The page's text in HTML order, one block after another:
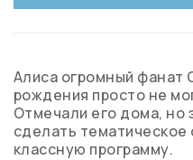
Алиса огромный фанат
рождения просто не
Отмечали его дома, но
сделать
классную программу.